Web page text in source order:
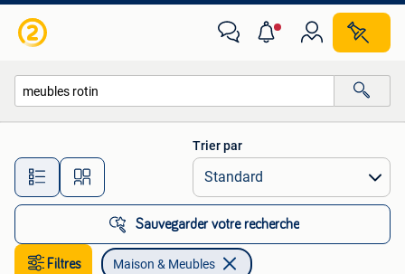
Toutes les distances…
Trier par
Sauvegarder votre recherche
Filtres Maison & Meubles